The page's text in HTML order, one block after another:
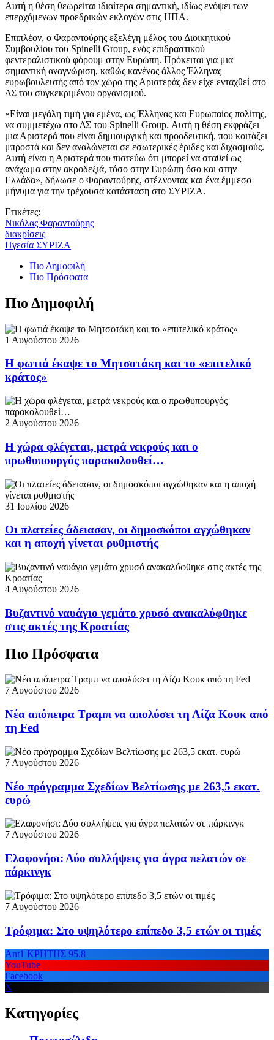
Αυτή η θέση θεωρείται ιδιαίτερα σημαντική, ιδίως ενόψει των
επερχόμενων προεδρικών εκλογών στις ΗΠΑ.
Επιπλέον, ο Φαραντούρης εξελέγη μέλος του Διοικητικού
Συμβουλίου του Spinelli Group, ενός επιδραστικού
φεντεραλιστικού φόρουμ στην Ευρώπη. Πρόκειται για μια
σημαντική αναγνώριση, καθώς κανένας άλλος Έλληνας
ευρωβουλευτής από τον χώρο της Αριστεράς δεν είχε ενταχθεί στο
ΔΣ του συγκεκριμένου οργανισμού.
«Είναι μεγάλη τιμή για εμένα, ως Έλληνας και Ευρωπαίος πολίτης,
να συμμετέχω στο ΔΣ του Spinelli Group. Αυτή η θέση εκφράζει
μια Αριστερά που είναι δημιουργική και προοδευτική, που κοιτάζει
μπροστά και δεν αναλώνεται σε εσωτερικές έριδες και διχασμούς.
Αυτή είναι η Αριστερά που πιστεύω ότι μπορεί να σταθεί ως
ανάχωμα στην ακροδεξιά, τόσο στην Ευρώπη όσο και στην
Ελλάδα», δήλωσε ο Φαραντούρης, στέλνοντας και ένα έμμεσο
μήνυμα για την τρέχουσα κατάσταση στο ΣΥΡΙΖΑ.
Ετικέτες:
Νικόλας Φαραντούρης
διακρίσεις
Ηγεσία ΣΥΡΙΖΑ
Πιο Δημοφιλή
Πιο Πρόσφατα
Πιο Δημοφιλή
1 Αυγούστου 2026
Η φωτιά έκαψε το Μητσοτάκη και το «επιτελικό
κράτος»
2 Αυγούστου 2026
Η χώρα φλέγεται, μετρά νεκρούς και ο
πρωθυπουργός παρακολουθεί…
31 Ιουλίου 2026
Οι πλατείες άδειασαν, οι δημοσκόποι αγχώθηκαν
και η αποχή γίνεται ρυθμιστής
4 Αυγούστου 2026
Βυζαντινό ναυάγιο γεμάτο χρυσό ανακαλύφθηκε
στις ακτές της Κροατίας
Πιο Πρόσφατα
7 Αυγούστου 2026
Νέα απόπειρα Τραμπ να απολύσει τη Λίζα Κουκ από
τη Fed
7 Αυγούστου 2026
Νέο πρόγραμμα Σχεδίων Βελτίωσης με 263,5 εκατ.
ευρώ
7 Αυγούστου 2026
Ελαφονήσι: Δύο συλλήψεις για άγρα πελατών σε
πάρκινγκ
7 Αυγούστου 2026
Τρόφιμα: Στο υψηλότερο επίπεδο 3,5 ετών οι τιμές
Ant1 ΚΡΗΤΗΣ 95.8
YouTube
Facebook
X
Κατηγορίες